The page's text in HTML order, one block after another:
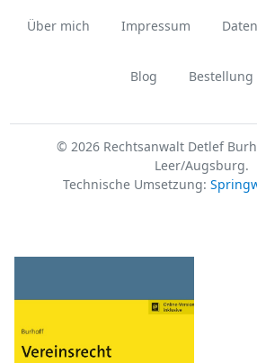
Über mich Impressum
Blog Bestellung
© 2026 Rechtsanwalt Detlef
Leer/Augsburg.
Technische Umsetzung: